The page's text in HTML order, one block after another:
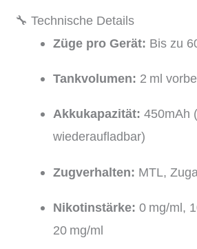
🔧 Technische Details
Züge pro Gerät: Bis zu
Tankvolumen: 2 ml
Akkukapazität: 450mAh
wiederaufladbar)
Zugverhalten: MTL,
Nikotinstärke: 0 mg/ml,
20 mg/ml